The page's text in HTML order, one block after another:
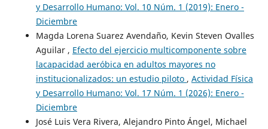
y Desarrollo Humano: Vol. 10 Núm. 1 (2019): Enero -
Diciembre
Magda Lorena Suarez Avendaño, Kevin Steven Ovalles
Aguilar , Efecto del ejercicio multicomponente sobre
lacapacidad aeróbica en adultos mayores no
institucionalizados: un estudio piloto , Actividad Física
y Desarrollo Humano: Vol. 17 Núm. 1 (2026): Enero -
Diciembre
José Luis Vera Rivera, Alejandro Pinto Ángel, Michael